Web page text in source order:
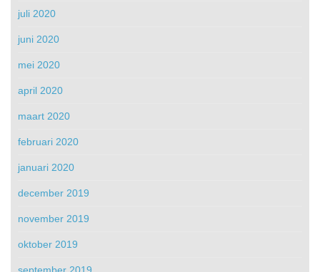
juli 2020
juni 2020
mei 2020
april 2020
maart 2020
februari 2020
januari 2020
december 2019
november 2019
oktober 2019